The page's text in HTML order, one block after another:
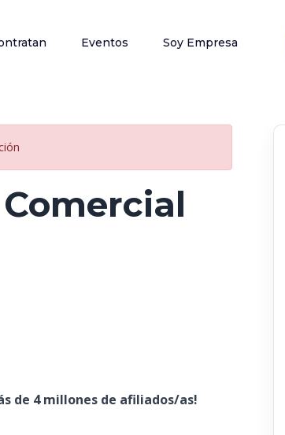
Eventos Soy Empresa
de 4 millones de afiliados/as!